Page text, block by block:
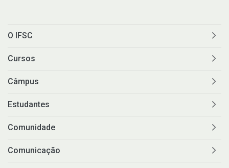
O IFSC
Cursos
Câmpus
Estudantes
Comunidade
Comunicação